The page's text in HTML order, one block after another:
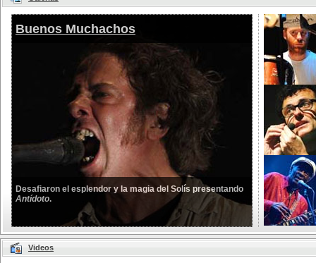
Buenos Muchachos
Desafiaron el esplendor y la magia del Solís presentando
Antídoto.
Videos